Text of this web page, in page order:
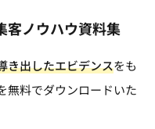
客ノウハウ資料集
き出したエビデンスをも
無料でダウンロードいた